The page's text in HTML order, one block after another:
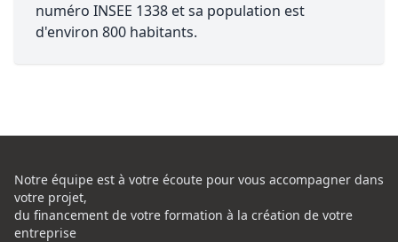
numéro INSEE 1338 et sa population est
d'environ 800 habitants.
Notre équipe est à votre écoute pour vous accompagner dans
votre projet,
du financement de votre formation à la création de votre
entreprise